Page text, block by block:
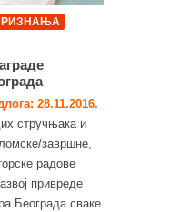
28.11.2016.
стручњака и
завршне,
радове
привреде
Београда сваке